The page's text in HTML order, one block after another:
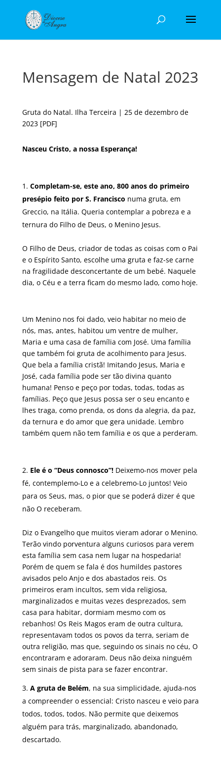
Mensagem de Natal 2023
Gruta do Natal. Ilha Terceira | 25 de dezembro de
2023 [PDF]
Nasceu Cristo, a nossa Esperança!
Completam-se, este ano, 800 anos do primeiro
presépio feito por S. Francisco numa gruta, em
Greccio, na Itália. Queria contemplar a pobreza e a
ternura do Filho de Deus, o Menino Jesus.
O Filho de Deus, criador de todas as coisas com o Pai
e o Espírito Santo, escolhe uma gruta e faz-se carne
na fragilidade desconcertante de um bebé. Naquele
dia, o Céu e a terra ficam do mesmo lado, como hoje.
Um Menino nos foi dado, veio habitar no meio de
nós, mas, antes, habitou um ventre de mulher,
Maria e uma casa de família com José. Uma família
que também foi gruta de acolhimento para Jesus.
Que bela a família cristã! Imitando Jesus, Maria e
José, cada família pode ser tão divina quanto
humana! Penso e peço por todas, todas, todas as
famílias. Peço que Jesus possa ser o seu encanto e
lhes traga, como prenda, os dons da alegria, da paz,
da ternura e do amor que gera unidade. Lembro
também quem não tem família e os que a perderam.
Ele é o “Deus connosco”!Deixemo-nos mover pela
fé, contemplemo-Lo e a celebremo-Lo juntos! Veio
para os Seus, mas, o pior que se poderá dizer é que
não O receberam.
Diz o Evangelho que muitos vieram adorar o Menino.
Terão vindo porventura alguns curiosos para verem
esta família sem casa nem lugar na hospedaria!
Porém de quem se fala é dos humildes pastores
avisados pelo Anjo e dos abastados reis. Os
primeiros eram incultos, sem vida religiosa,
marginalizados e muitas vezes desprezados, sem
casa para habitar, dormiam mesmo com os
rebanhos! Os Reis Magos eram de outra cultura,
representavam todos os povos da terra, seriam de
outra religião, mas que, seguindo os sinais no céu, O
encontraram e adoraram. Deus não deixa ninguém
sem sinais de pista para se fazer encontrar.
A gruta de Belém, na sua simplicidade, ajuda-nos
a compreender o essencial: Cristo nasceu e veio para
todos, todos, todos. Não permite que deixemos
alguém para trás, marginalizado, abandonado,
descartado.